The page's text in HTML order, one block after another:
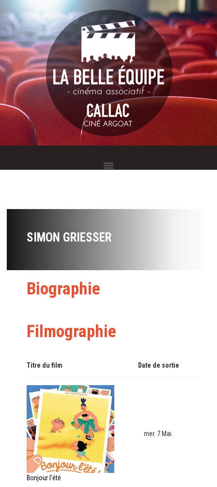
SIMON GRIESSER
Biographie
Filmographie
Titre du film Date de sortie
Bonjour l’été
mer. 7 Mai.